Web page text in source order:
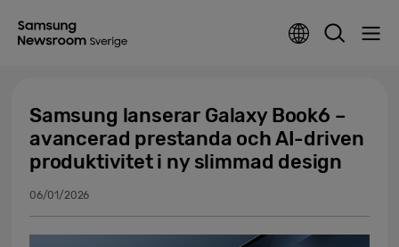
Samsung lanserar Galaxy Book6 –
avancerad prestanda och AI-driven
produktivitet i ny slimmad design
06/01/2026